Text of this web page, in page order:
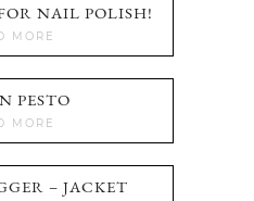
NAIL POLISH!
MORE
PESTO
MORE
– JACKET